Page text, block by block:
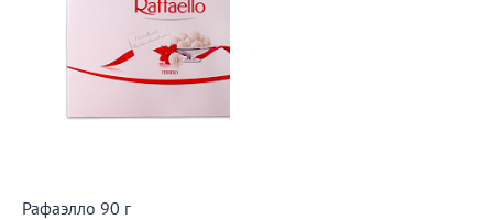
Рафаэлло 90 г